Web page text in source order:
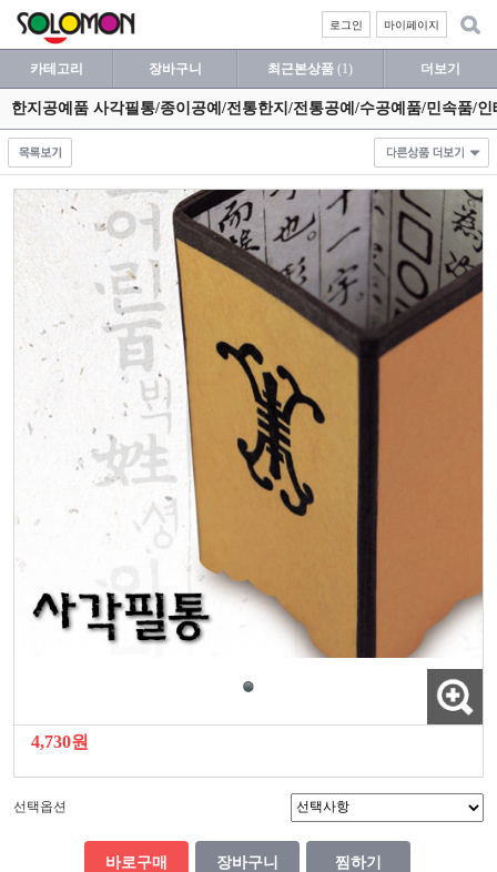
마이페이지
로그인
카테고리 장바구니 최근본상품 (1) 더보기
한지공예품 사각필통/종이공예/전통한지/전통공예/수공예품/민속품/
4,730원
선택옵션
바로구매 장바구니 찜하기